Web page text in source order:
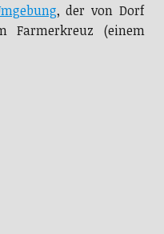
, der von Dorf
Farmerkreuz (einem